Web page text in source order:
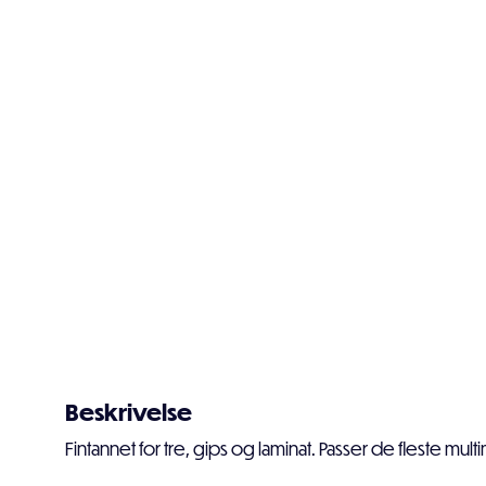
Beskrivelse
Fintannet for tre, gips og laminat. Passer de fleste